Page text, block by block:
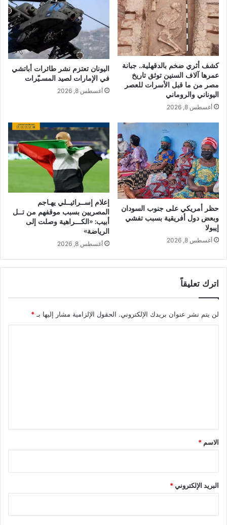
كشف أثري ضخم بالدقهلية.. جبانة
عمرها آلاف السنين توثق تاريخ
مصر من ما قبل الأسرات للعصر
اليوناني والروماني
أغسطس 8, 2026
اليونان تعتزم نشر طائرات أباتشي
في الإمارات لصيد المسـيّرات
أغسطس 8, 2026
حظر أمريكي على جنوب السودان
وبعض دول أفريقية بسبب تفشي
إيبولا
أغسطس 8, 2026
إعلام إســرائيــلي يهـاجم
المصريين بسبب موقفهم من تــل
أبيب: «الكـــراهية وصلت إلى
الرياضة»
أغسطس 8, 2026
اترك تعليقاً
لن يتم نشر عنوان بريدك الإلكتروني. الحقول الإلزامية مشار إليها بـ *
*
الاسم *
البريد الإلكتروني*